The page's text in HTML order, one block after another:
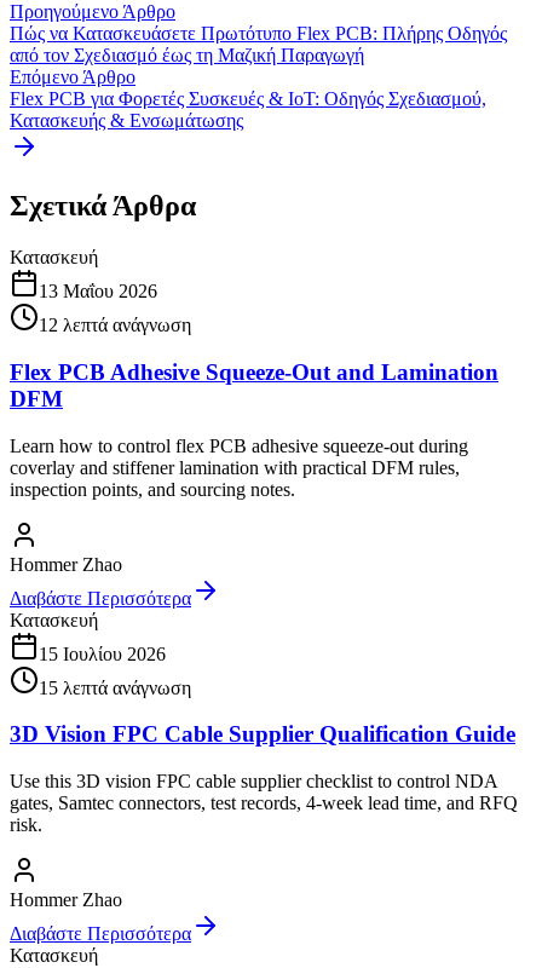
Προηγούμενο Άρθρο
Πώς να Κατασκευάσετε Πρωτότυπο Flex PCB: Πλήρης Οδηγός
από τον Σχεδιασμό έως τη Μαζική Παραγωγή
Επόμενο Άρθρο
Flex PCB για Φορετές Συσκευές & IoT: Οδηγός Σχεδιασμού,
Κατασκευής & Ενσωμάτωσης
Σχετικά Άρθρα
Κατασκευή
13 Μαΐου 2026
12 λεπτά ανάγνωση
Flex PCB Adhesive Squeeze-Out and Lamination
DFM
Learn how to control flex PCB adhesive squeeze-out during
coverlay and stiffener lamination with practical DFM rules,
inspection points, and sourcing notes.
Hommer Zhao
Διαβάστε Περισσότερα
Κατασκευή
15 Ιουλίου 2026
15 λεπτά ανάγνωση
3D Vision FPC Cable Supplier Qualification Guide
Use this 3D vision FPC cable supplier checklist to control NDA
gates, Samtec connectors, test records, 4-week lead time, and RFQ
risk.
Hommer Zhao
Διαβάστε Περισσότερα
Κατασκευή